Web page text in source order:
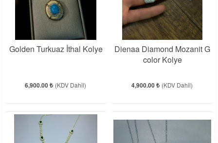
Golden Turkuaz İthal Kolye
6,900.00 ₺ (KDV Dahil)
Dienaa Diamond Mozanit G
color Kolye
4,900.00 ₺ (KDV Dahil)